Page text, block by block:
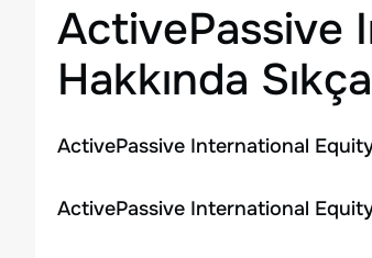
ActivePassive
Hakkında
ActivePassive International
ActivePassive International